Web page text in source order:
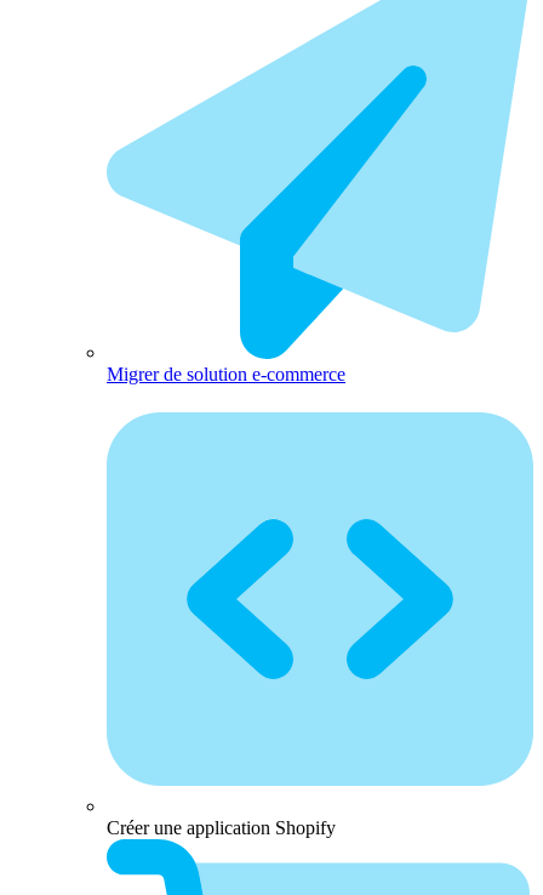
Migrer de solution e-commerce
Créer une application Shopify